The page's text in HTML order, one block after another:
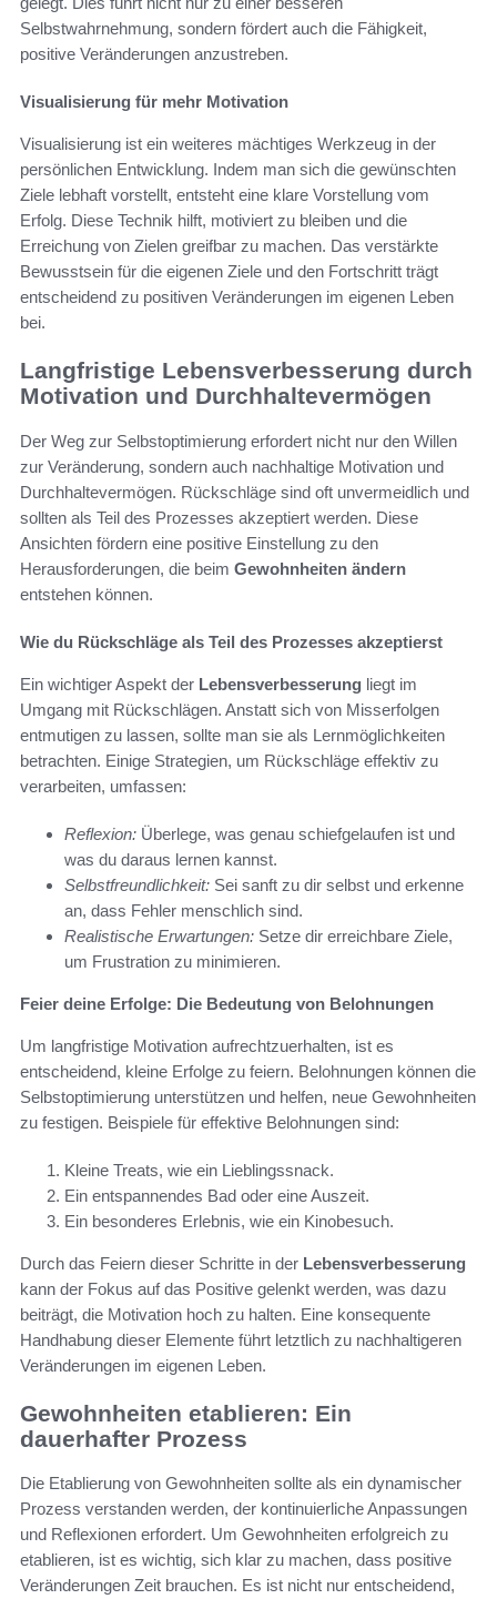
Selbstwahrnehmung, sondern fördert auch die Fähigkeit,
positive Veränderungen anzustreben.
Visualisierung für mehr Motivation
Visualisierung ist ein weiteres mächtiges Werkzeug in der
persönlichen Entwicklung. Indem man sich die gewünschten
Ziele lebhaft vorstellt, entsteht eine klare Vorstellung vom
Erfolg. Diese Technik hilft, motiviert zu bleiben und die
Erreichung von Zielen greifbar zu machen. Das verstärkte
Bewusstsein für die eigenen Ziele und den Fortschritt trägt
entscheidend zu positiven Veränderungen im eigenen Leben
bei.
Langfristige Lebensverbesserung durch
Motivation und Durchhaltevermögen
Der Weg zur Selbstoptimierung erfordert nicht nur den Willen
zur Veränderung, sondern auch nachhaltige Motivation und
Durchhaltevermögen. Rückschläge sind oft unvermeidlich und
sollten als Teil des Prozesses akzeptiert werden. Diese
Ansichten fördern eine positive Einstellung zu den
Herausforderungen, die beim Gewohnheiten ändern
entstehen können.
Wie du Rückschläge als Teil des Prozesses akzeptierst
Ein wichtiger Aspekt der Lebensverbesserung liegt im
Umgang mit Rückschlägen. Anstatt sich von Misserfolgen
entmutigen zu lassen, sollte man sie als Lernmöglichkeiten
betrachten. Einige Strategien, um Rückschläge effektiv zu
verarbeiten, umfassen:
Reflexion: Überlege, was genau schiefgelaufen ist und
was du daraus lernen kannst.
Selbstfreundlichkeit: Sei sanft zu dir selbst und erkenne
an, dass Fehler menschlich sind.
Realistische Erwartungen: Setze dir erreichbare Ziele,
um Frustration zu minimieren.
Feier deine Erfolge: Die Bedeutung von Belohnungen
Um langfristige Motivation aufrechtzuerhalten, ist es
entscheidend, kleine Erfolge zu feiern. Belohnungen können die
Selbstoptimierung unterstützen und helfen, neue Gewohnheiten
zu festigen. Beispiele für effektive Belohnungen sind:
Kleine Treats, wie ein Lieblingssnack.
Ein entspannendes Bad oder eine Auszeit.
Ein besonderes Erlebnis, wie ein Kinobesuch.
Durch das Feiern dieser Schritte in der Lebensverbesserung
kann der Fokus auf das Positive gelenkt werden, was dazu
beiträgt, die Motivation hoch zu halten. Eine konsequente
Handhabung dieser Elemente führt letztlich zu nachhaltigeren
Veränderungen im eigenen Leben.
Gewohnheiten etablieren: Ein
dauerhafter Prozess
Die Etablierung von Gewohnheiten sollte als ein dynamischer
Prozess verstanden werden, der kontinuierliche Anpassungen
und Reflexionen erfordert. Um Gewohnheiten erfolgreich zu
etablieren, ist es wichtig, sich klar zu machen, dass positive
Veränderungen Zeit brauchen. Es ist nicht nur entscheidend,